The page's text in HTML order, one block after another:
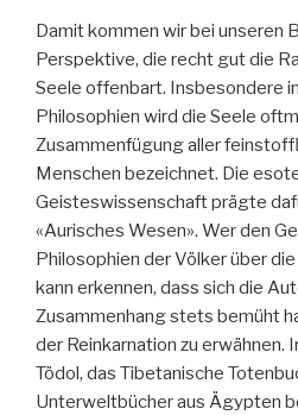
Damit kommen wir bei unseren
Perspektive, die recht gut die
Seele offenbart. Insbesondere
Philosophien wird die Seele
Zusammenfügung aller
Menschen bezeichnet. Die
Geisteswissenschaft prägte
«Aurisches Wesen». Wer den
Philosophien der Völker über
kann erkennen, dass sich die
Zusammenhang stets bemüht
der Reinkarnation zu erwähnen.
Tödol, das Tibetanische
Unterweltbücher aus Ägypten